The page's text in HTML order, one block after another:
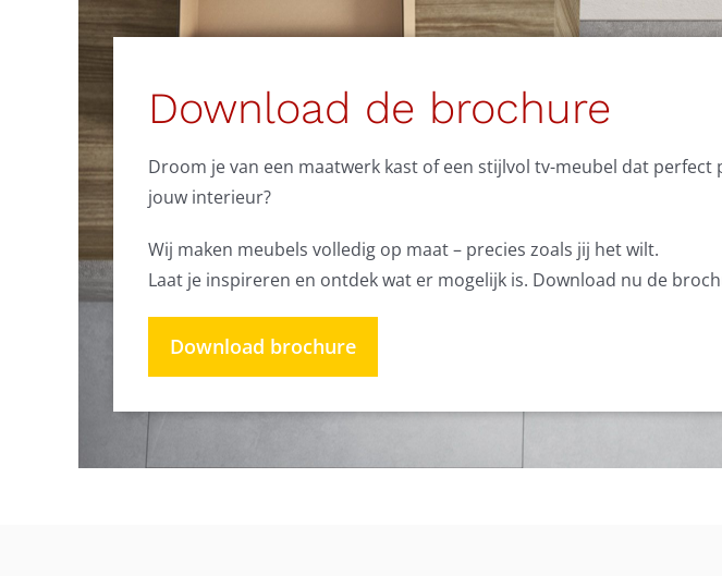
Download de brochure
Droom je van een maatwerk kast of een stijlvol tv-meubel dat perfect
jouw interieur?
Wij maken meubels volledig op maat – precies zoals jij het wilt.
Laat je inspireren en ontdek wat er mogelijk is. Download nu de
Download brochure